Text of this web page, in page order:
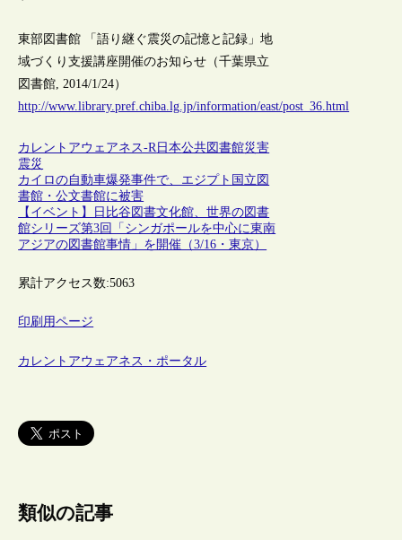
東部図書館 「語り継ぐ震災の記憶と記録」地
域づくり支援講座開催のお知らせ（千葉県立
図書館, 2014/1/24）
http://www.library.pref.chiba.lg.jp/information/east/post_36.html
カレントアウェアネス-R日本公共図書館災害
震災
カイロの自動車爆発事件で、エジプト国立図
書館・公文書館に被害
【イベント】日比谷図書文化館、世界の図書
館シリーズ第3回「シンガポールを中心に東南
アジアの図書館事情」を開催（3/16・東京）
累計アクセス数:5063
印刷用ページ
カレントアウェアネス・ポータル
類似の記事